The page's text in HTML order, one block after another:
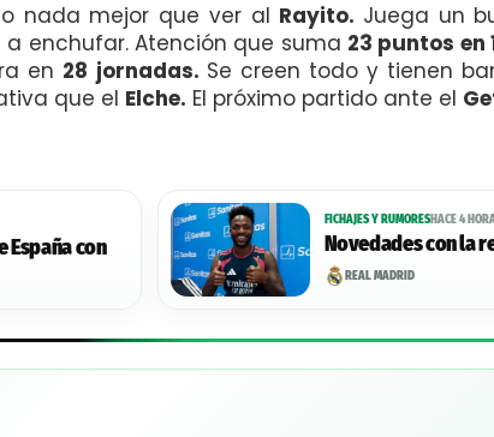
nada mejor que ver al Rayito. Juega un
enchufar. Atención que suma 23 puntos en
en 28 jornadas. Se creen todo y tienen
que el Elche. El próximo partido ante el
España con
FICHAJES Y RUMORESHACE 4
Novedades con la
REAL MADRID